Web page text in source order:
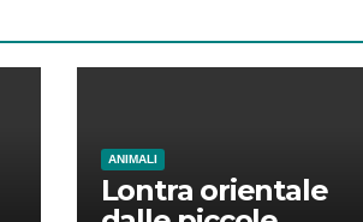
ANIMALI
Lontra orientale